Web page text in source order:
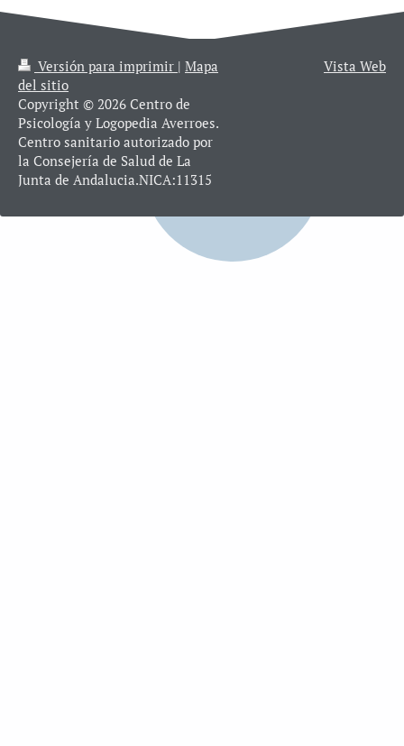
Versión para imprimir | Mapa
del sitio
Copyright © 2026 Centro de
Psicología y Logopedia Averroes.
Centro sanitario autorizado por
la Consejería de Salud de La
Junta de Andalucia.NICA:11315
Vista Web